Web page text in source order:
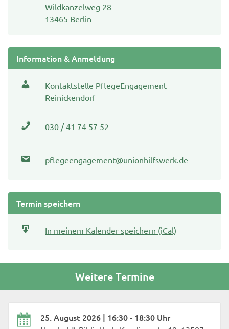
Wildkanzelweg 28
13465 Berlin
Information & Anmeldung
Kontaktstelle PflegeEngagement
Reinickendorf
030 / 41 74 57 52
pflegeengagement@unionhilfswerk.de
Termin speichern
In meinem Kalender speichern (iCal)
Weitere Termine
25. August 2026 | 16:30 - 18:30 Uhr